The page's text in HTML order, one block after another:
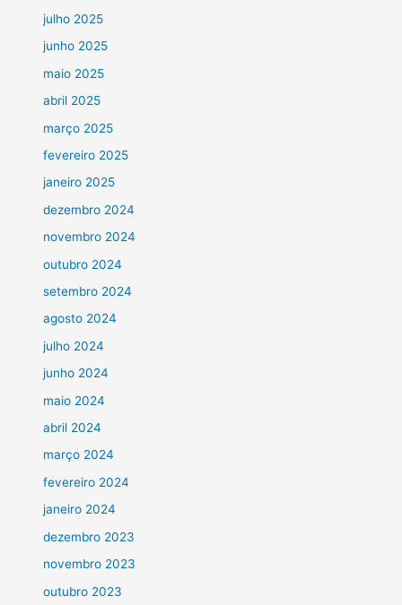
julho 2025
junho 2025
maio 2025
abril 2025
março 2025
fevereiro 2025
janeiro 2025
dezembro 2024
novembro 2024
outubro 2024
setembro 2024
agosto 2024
julho 2024
junho 2024
maio 2024
abril 2024
março 2024
fevereiro 2024
janeiro 2024
dezembro 2023
novembro 2023
outubro 2023